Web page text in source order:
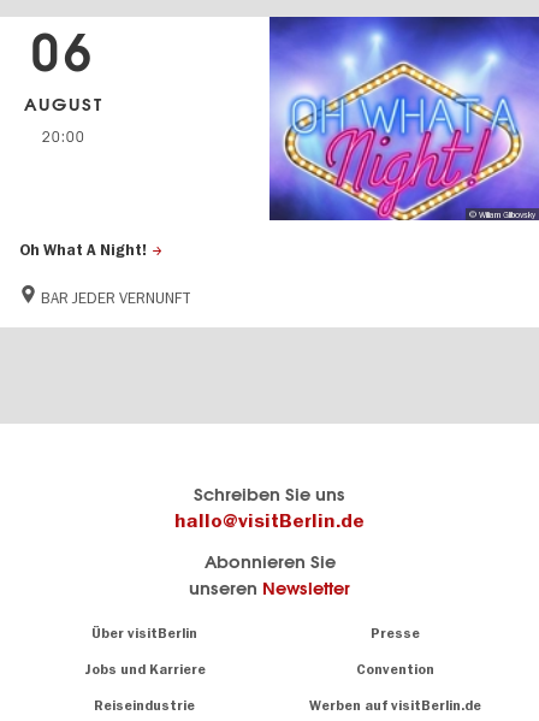
Oh What A Night!
BAR JEDER VERNUNFT
06
AUGUST
20:00
© Wiliam Glibovsky
Schreiben Sie uns
hallo@visitBerlin.de
Abonnieren Sie
unseren Newsletter
Über visitBerlin Presse
Jobs und Karriere Convention
Reiseindustrie Werben auf visitBerlin.de
sind
für Sie da.
Insidertipps